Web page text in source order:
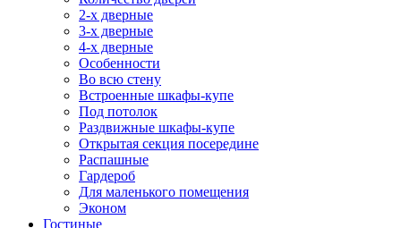
2-х дверные
3-х дверные
4-х дверные
Особенности
Во всю стену
Встроенные шкафы-купе
Под потолок
Раздвижные шкафы-купе
Открытая секция посередине
Распашные
Гардероб
Для маленького помещения
Эконом
Гостиные